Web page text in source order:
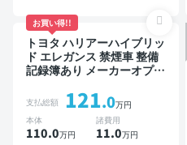
お買い得!!
トヨタ ハリアーハイブリッ
ド エレガンス 禁煙車 整備
記録簿あり メーカーオプシ
ETC バックモニター ドラ
イブレコーダー
支払総額 121.0万円
本体
110.0万円
諸費用
11.0万円